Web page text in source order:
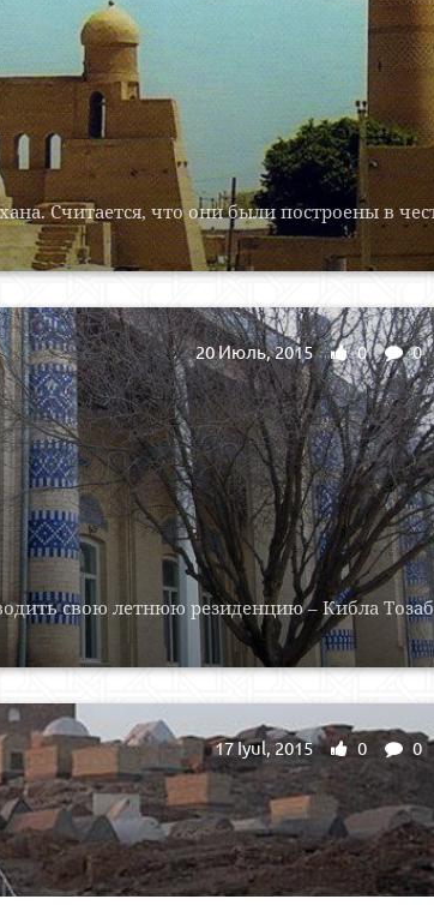
Считается, что они были построены в
свою летнюю резиденцию – Кибла
20 Июль, 2015 0 0
17 Iyul, 2015 0 0